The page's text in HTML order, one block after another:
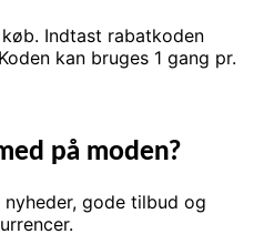
Indtast rabatkoden
kan bruges 1 gang pr.
på moden?
gode tilbud og